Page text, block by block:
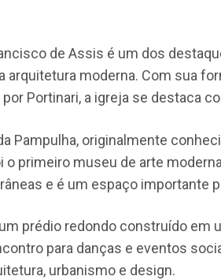
de Assis é um dos
arquitetura moderna. Com sua
Portinari, a igreja se destaca
Pampulha, originalmente
o primeiro museu de arte
e é um espaço importante
prédio redondo construído em
para danças e eventos
urbanismo e design.